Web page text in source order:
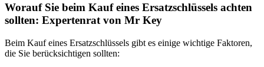
Worauf Sie beim Kauf eines Ersatzschlüssels achten
sollten: Expertenrat von Mr Key
Beim Kauf eines Ersatzschlüssels gibt es einige wichtige Faktoren,
die Sie berücksichtigen sollten: